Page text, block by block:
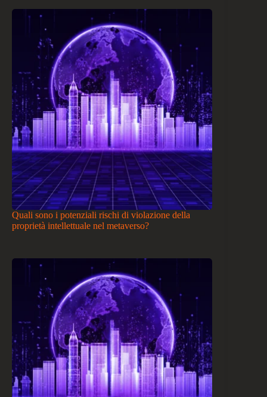
Quali sono i potenziali rischi di violazione della
proprietà intellettuale nel metaverso?